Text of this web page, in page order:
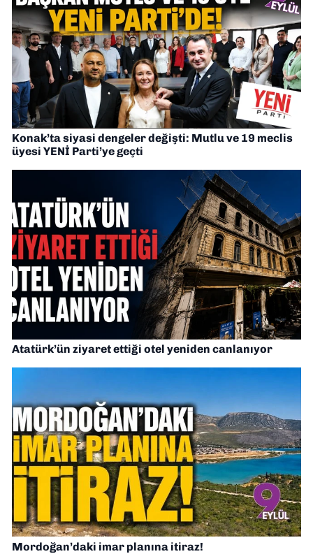
Konak’ta siyasi dengeler değişti: Mutlu ve 19 meclis
üyesi YENİ Parti’ye geçti
Atatürk’ün ziyaret ettiği otel yeniden canlanıyor
Mordoğan’daki imar planına itiraz!